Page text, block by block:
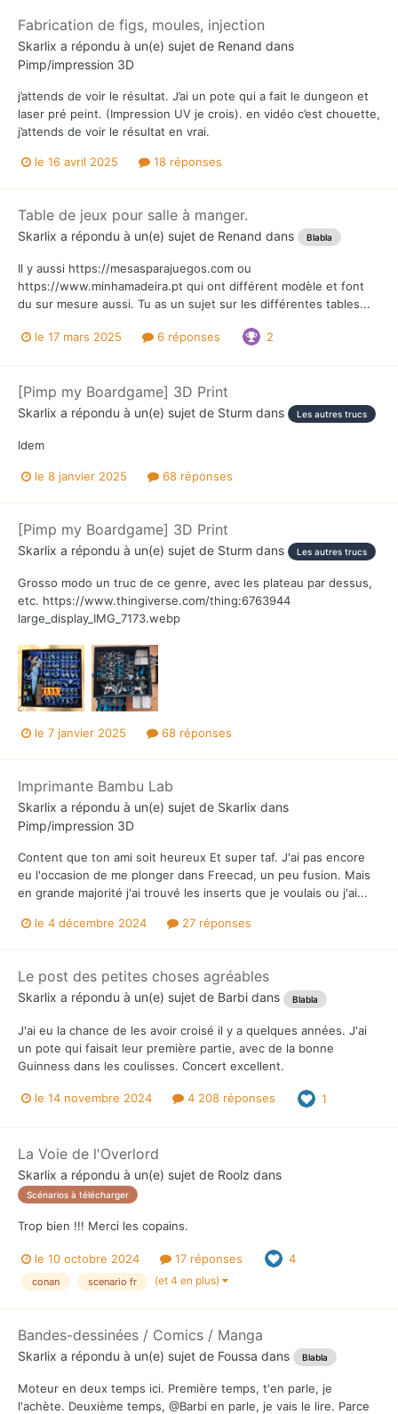
Fabrication de figs, moules, injection
Skarlix a répondu à un(e) sujet de Renand dans
Pimp/impression 3D
j’attends de voir le résultat. J’ai un pote qui a fait le dungeon et
laser pré peint. (Impression UV je crois). en vidéo c’est chouette,
j’attends de voir le résultat en vrai.
le 16 avril 2025 18 réponses
Table de jeux pour salle à manger.
Skarlix a répondu à un(e) sujet de Renand dans Blabla
Il y aussi https://mesasparajuegos.com ou
https://www.minhamadeira.pt qui ont différent modèle et font
du sur mesure aussi. Tu as un sujet sur les différentes tables...
le 17 mars 2025 6 réponses 2
[Pimp my Boardgame] 3D Print
Skarlix a répondu à un(e) sujet de Sturm dans Les autres trucs
Idem
le 8 janvier 2025 68 réponses
[Pimp my Boardgame] 3D Print
Skarlix a répondu à un(e) sujet de Sturm dans Les autres trucs
Grosso modo un truc de ce genre, avec les plateau par dessus,
etc. https://www.thingiverse.com/thing:6763944
large_display_IMG_7173.webp
le 7 janvier 2025 68 réponses
Imprimante Bambu Lab
Skarlix a répondu à un(e) sujet de Skarlix dans
Pimp/impression 3D
Content que ton ami soit heureux Et super taf. J'ai pas encore
eu l'occasion de me plonger dans Freecad, un peu fusion. Mais
en grande majorité j'ai trouvé les inserts que je voulais ou j'ai...
le 4 décembre 2024 27 réponses
Le post des petites choses agréables
Skarlix a répondu à un(e) sujet de Barbi dans Blabla
J'ai eu la chance de les avoir croisé il y a quelques années. J'ai
un pote qui faisait leur première partie, avec de la bonne
Guinness dans les coulisses. Concert excellent.
le 14 novembre 2024 4 208 réponses 1
La Voie de l'Overlord
Skarlix a répondu à un(e) sujet de Roolz dans
Scénarios à télécharger
Trop bien !!! Merci les copains.
le 10 octobre 2024 17 réponses 4
conan scenario fr (et 4 en plus)
Bandes-dessinées / Comics / Manga
Skarlix a répondu à un(e) sujet de Foussa dans Blabla
Moteur en deux temps ici. Première temps, t'en parle, je
l'achète. Deuxième temps, @Barbi en parle, je vais le lire. Parce